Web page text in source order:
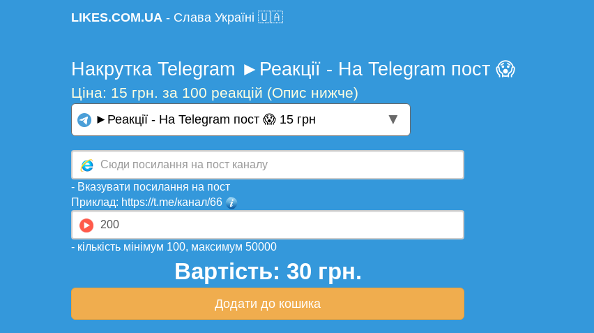
LIKES.COM.UA - Слава Україні 🇺🇦
Накрутка Telegram ►Реакції - На Telegram пост 😱
Ціна: 15 грн. за 100 реакцій (Опис нижче)
►Реакції - На Telegram пост 😱 15 грн ▼
- Вказувати посилання на пост
Приклад: https://t.me/канал/66
- кількість мінімум 100, максимум 50000
Вартість: 30 грн.
Додати до кошика